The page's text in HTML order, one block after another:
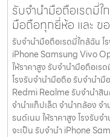
รับจำนำมือถือเรดมี่
มือถือทุกยี่ห้อ และ ข
รับจำนำมือถือเรดมี่ใกล้ฉัน
iPhone Samsung Vivo
ให้ราคาสูง รับจำนำมือถือเร
โรงรับจำนำมือถือ รับจำนำ
Redmi Realme รับจำนำสิน
จำนำแท็ปเล็ต จำนำกล้อง จ
รนด์เนม ให้ราคาสูง โรงรับ
จะเป็น รับจำนำ iPhone